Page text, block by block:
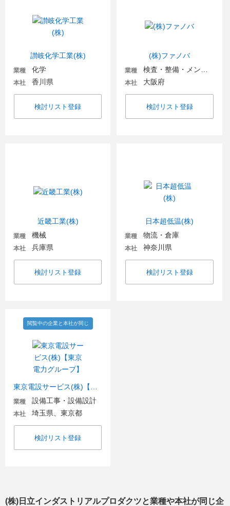
讃岐化学工業(株)
業種 化学
本社 香川県
検討リスト登録
(株)ファノバ
業種
本社 大阪府
検討リスト登録
近畿工業(株)
業種 機械
本社 兵庫県
検討リスト登録
日本超低温(株)
業種 物流・倉庫
本社 神奈川県
検討リスト登録
閲覧中の企業と本社が同じ
業種 設備工事・設備設計
本社 埼玉県、東京都
検討リスト登録
(株)日立インダストリアルプロダクツと業種や本社が同じ企